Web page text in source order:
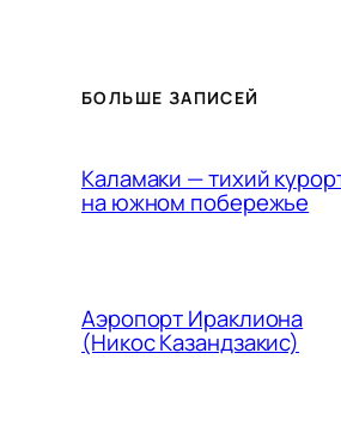
БОЛЬШЕ ЗАПИСЕЙ
Каламаки — тихий
на южном побережье
Аэропорт Ираклиона
(Никос Казандзакис)